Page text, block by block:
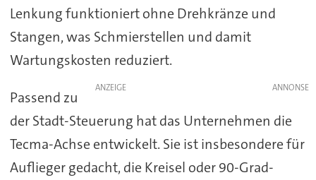
Lenkung funktioniert ohne Drehkränze und
Stangen, was Schmierstellen und damit
Wartungskosten reduziert.
ANZEIGE
Passend zu
der Stadt-Steuerung hat das Unternehmen die
Tecma-Achse entwickelt. Sie ist insbesondere für
Auflieger gedacht, die Kreisel oder 90-Grad-